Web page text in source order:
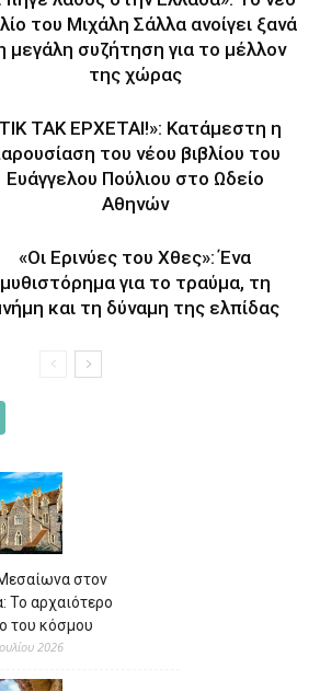
του Μιχάλη Σάλλα ανοίγει ξανά
μεγάλη συζήτηση για το μέλλον
της χώρας
ΤΑΚ ΕΡΧΕΤΑΙ!»: Κατάμεστη η
του νέου βιβλίου του
Ευάγγελου Πούλιου στο Ωδείο
Αθηνών
«Οι Ερινύες του Χθες»: Ένα
μυθιστόρημα για το τραύμα, τη
και τη δύναμη της ελπίδας
στον
Το αρχαιότερο
του κόσμου
2026